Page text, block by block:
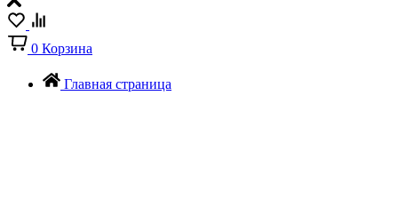
0 Корзина
Главная страница